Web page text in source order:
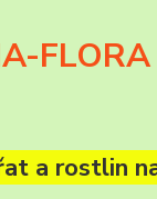
a rostlin